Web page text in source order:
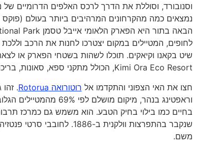
וסנובורד, וסוללת את הדרך לרכס האלפים הדרומיים של
נמצאים כמה מהקרחונים המרהיבים ביותר בעולם (פוקס
לחופים, המטיילים במקום יצטרכו לחנות את הרכב
שיט בקאנו וקיאקים. תוכלו לשהות בשטחי הפארק או
Kimi Ora Eco Resort, הכולל מתקני ספא, סאונות, בריכות ועוד.
חצו את האי הצפוני והתקדמו אל רוטורואה Rotorua
.
בחיים כמו בילוי בחיק הטבע. הוא משמש גם כמרכז
שנקבר בהתפרצות וולקנית ב-1886. לחובבי סרטי פנטזיה, שווה לציין כי
משם.